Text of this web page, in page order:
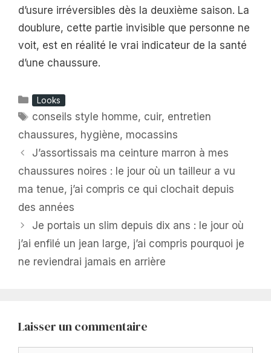
d’usure irréversibles dès la deuxième saison. La
doublure, cette partie invisible que personne ne
voit, est en réalité le vrai indicateur de la santé
d’une chaussure.
Catégories
Looks
Étiquettes
conseils style homme, cuir, entretien
chaussures, hygiène, mocassins
J’assortissais ma ceinture marron à mes
chaussures noires : le jour où un tailleur a vu
ma tenue, j’ai compris ce qui clochait depuis
des années
Je portais un slim depuis dix ans : le jour où
j’ai enfilé un jean large, j’ai compris pourquoi je
ne reviendrai jamais en arrière
Laisser un commentaire